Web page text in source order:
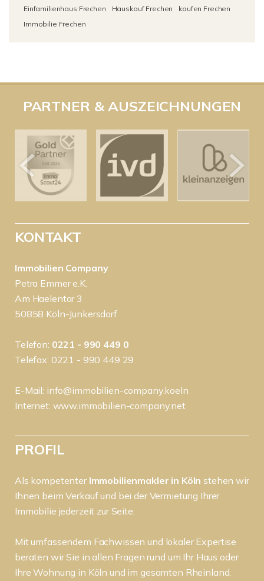
Einfamilienhaus Frechen
Hauskauf Frechen
kaufen Frechen
Immobilie Frechen
PARTNER & AUSZEICHNUNGEN
KONTAKT
Immobilien Company
Petra Emmer e.K.
Am Haelentor 3
50858 Köln-Junkersdorf
Telefon: 0221 - 990 449 0
Telefax: 0221 - 990 449 29
E-Mail: info@immobilien-company.koeln
Internet: www.immobilien-company.net
PROFIL
Als kompetenter Immobilienmakler in Kölnstehen wir
Ihnen beim Verkauf und bei der Vermietung Ihrer
Immobilie jederzeit zur Seite.
Mit umfassendem Fachwissen und lokaler Expertise
beraten wir Sie in allen Fragen rund um Ihr Haus oder
Ihre Wohnung in Köln und im gesamten Rheinland.